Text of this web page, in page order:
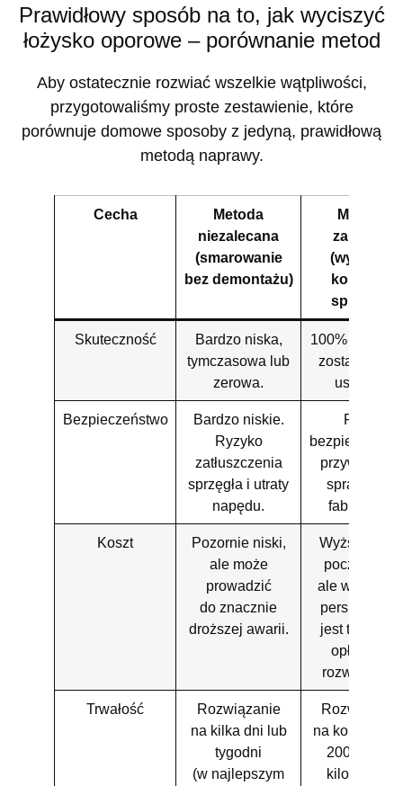
Prawidłowy sposób na to, jak wyciszyć
łożysko oporowe – porównanie metod
Aby ostatecznie rozwiać wszelkie wątpliwości,
przygotowaliśmy proste zestawienie, które
porównuje domowe sposoby z jedyną, prawidłową
metodą naprawy.
Cecha
Metoda
niezalecana
(smarowanie
bez demontażu)
Metoda
zalecana
(wymiana
kompletu
sprzęgła)
Skuteczność
Bardzo niska,
tymczasowa lub
zerowa.
100% –
zostaje
usunięty.
Bezpieczeństwo
Bardzo niskie.
Ryzyko
zatłuszczenia
sprzęgła i utraty
napędu.
Pełne
sprawności
fabrycznej.
Koszt
Pozornie niski,
ale może
prowadzić
do znacznie
droższej awarii.
Wyższy
początkowy,
ale w
jest to
opłacalne
rozwiązanie.
Trwałość
Rozwiązanie
na kilka dni lub
tygodni
(w najlepszym
na kolejne
200 tysięcy
kilometrów.